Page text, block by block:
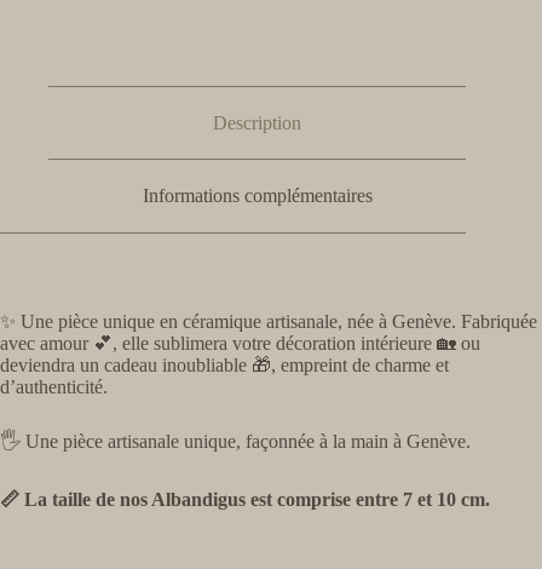
Description
Informations complémentaires
✨ Une pièce unique en céramique artisanale, née à Genève. Fabriquée
avec amour 💕, elle sublimera votre décoration intérieure 🏡 ou
deviendra un cadeau inoubliable 🎁, empreint de charme et
d’authenticité.
🖐️ Une pièce artisanale unique, façonnée à la main à Genève.
📏 La taille de nos Albandigus est comprise entre 7 et 10 cm.